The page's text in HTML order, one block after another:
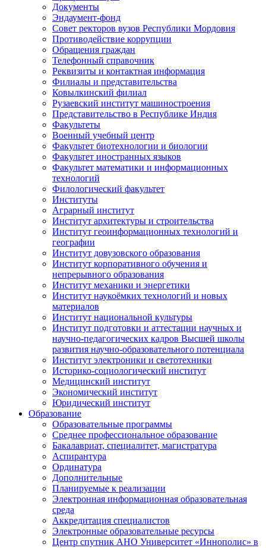
Документы
Эндаумент-фонд
Совет ректоров вузов Республики Мордовия
Противодействие коррупции
Обращения граждан
Телефонный справочник
Реквизиты и контактная информация
Филиалы и представительства
Ковылкинский филиал
Рузаевский институт машиностроения
Представительство в Республике Индия
Факультеты
Военный учебный центр
Факультет биотехнологии и биологии
Факультет иностранных языков
Факультет математики и информационных
технологий
Филологический факультет
Институты
Аграрный институт
Институт архитектуры и строительства
Институт геоинформационных технологий и
географии
Институт довузовского образования
Институт корпоративного обучения и
непрерывного образования
Институт механики и энергетики
Институт наукоёмких технологий и новых
материалов
Институт национальной культуры
Институт подготовки и аттестации научных и
научно-педагогических кадров Высшей школы
развития научно-образовательного потенциала
Институт электроники и светотехники
Историко-социологический институт
Медицинский институт
Экономический институт
Юридический институт
Образование
Образовательные программы
Среднее профессиональное образование
Бакалавриат, специалитет, магистратура
Аспирантура
Ординатура
Дополнительные
Планируемые к реализации
Электронная информационная образовательная
среда
Аккредитация специалистов
Электронные образовательные ресурсы
Центр спутник АНО Университет «Иннополис» в